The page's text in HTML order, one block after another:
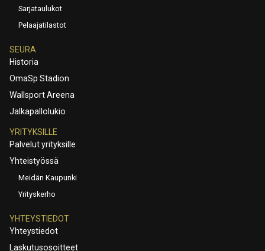
Sarjataulukot
Pelaajatilastot
SEURA
Historia
OmaSp Stadion
Wallsport Areena
Jalkapallolukio
YRITYKSILLE
Palvelut yrityksille
Yhteistyössä
Meidän Kaupunki
Yrityskerho
YHTEYSTIEDOT
Yhteystiedot
Laskutusosoitteet